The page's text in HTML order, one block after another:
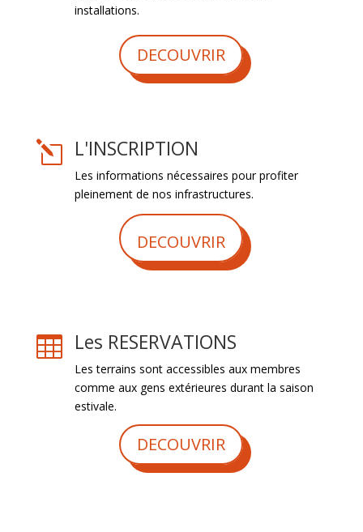
installations.
DECOUVRIR
l L'INSCRIPTION
Les informations nécessaires pour profiter
pleinement de nos infrastructures.
DECOUVRIR
 Les RESERVATIONS
Les terrains sont accessibles aux membres
comme aux gens extérieures durant la saison
estivale.
DECOUVRIR